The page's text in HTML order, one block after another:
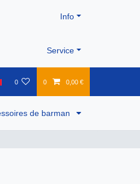
Info
Service
0 0 0,00 €
de barman